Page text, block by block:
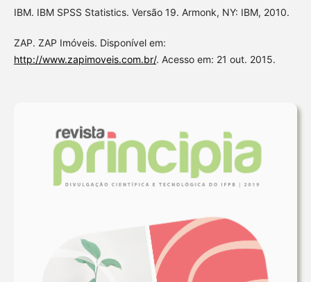
IBM. IBM SPSS Statistics. Versão 19. Armonk, NY: IBM, 2010.
ZAP. ZAP Imóveis. Disponível em:
http://www.zapimoveis.com.br/. Acesso em: 21 out. 2015.